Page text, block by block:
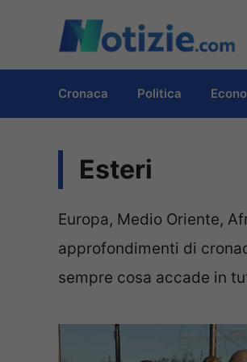
contenuto
Cronaca Politica
Esteri
Europa, Medio Oriente,
approfondimenti di
sempre cosa accade in